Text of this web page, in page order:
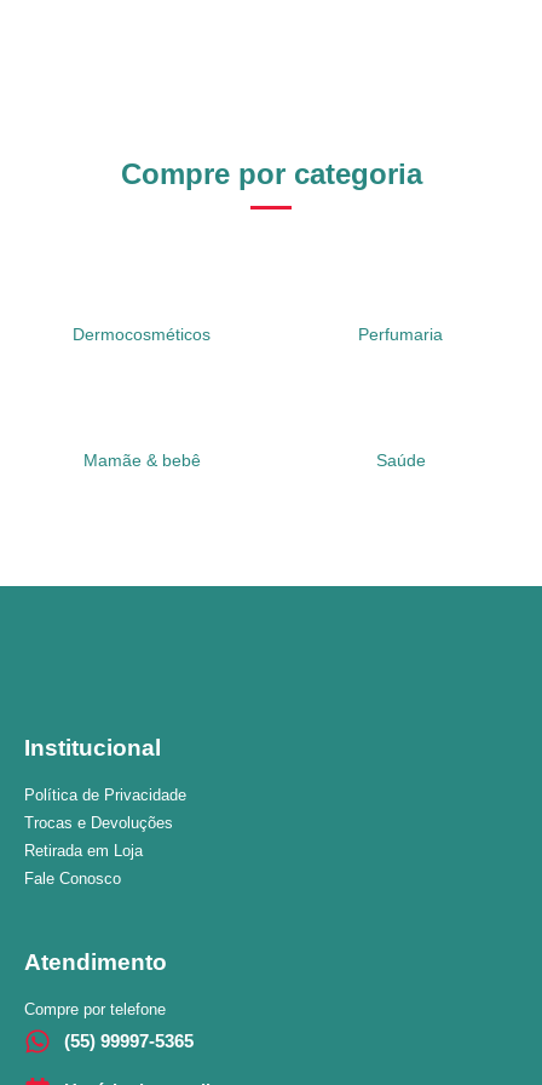
Compre por categoria
Dermocosméticos Perfumaria
Mamãe & bebê Saúde
Institucional
Política de Privacidade
Trocas e Devoluções
Retirada em Loja
Fale Conosco
Atendimento
Compre por telefone
(55) 99997-5365